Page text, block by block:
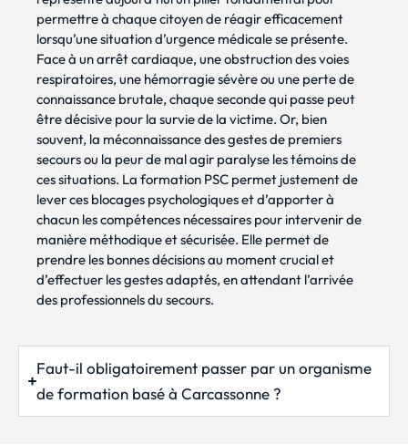
permettre à chaque citoyen de réagir efficacement
lorsqu’une situation d’urgence médicale se présente.
Face à un arrêt cardiaque, une obstruction des voies
respiratoires, une hémorragie sévère ou une perte de
connaissance brutale, chaque seconde qui passe peut
être décisive pour la survie de la victime. Or, bien
souvent, la méconnaissance des gestes de premiers
secours ou la peur de mal agir paralyse les témoins de
ces situations. La formation PSC permet justement de
lever ces blocages psychologiques et d’apporter à
chacun les compétences nécessaires pour intervenir de
manière méthodique et sécurisée. Elle permet de
prendre les bonnes décisions au moment crucial et
d’effectuer les gestes adaptés, en attendant l’arrivée
des professionnels du secours.
Faut-il obligatoirement passer par un organisme
de formation basé à Carcassonne ?